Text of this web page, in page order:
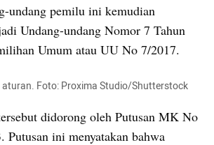
undang pemilu ini kemudian
Undang-undang Nomor 7 Tahun
Umum atau UU No 7/2017.
Foto: Proxima Studio/Shutterstock
didorong oleh Putusan MK No
Putusan ini menyatakan bahwa